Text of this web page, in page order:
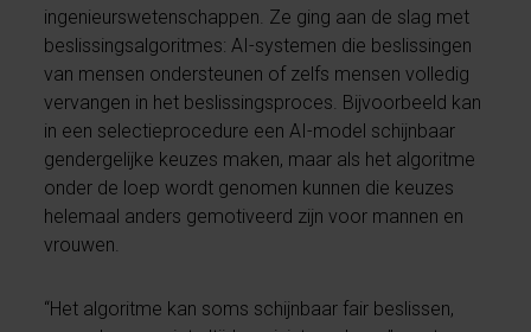
ingenieurswetenschappen. Ze ging aan de slag met
beslissingsalgoritmes: AI-systemen die beslissingen
van mensen ondersteunen of zelfs mensen volledig
vervangen in het beslissingsproces. Bijvoorbeeld kan
in een selectieprocedure een AI-model schijnbaar
gendergelijke keuzes maken, maar als het algoritme
onder de loep wordt genomen kunnen die keuzes
helemaal anders gemotiveerd zijn voor mannen en
vrouwen.
“Het algoritme kan soms schijnbaar fair beslissen,